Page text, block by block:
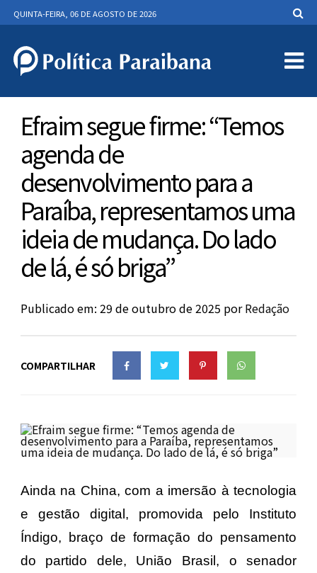
QUINTA-FEIRA, 06 DE AGOSTO DE 2026
Efraim segue firme: “Temos
agenda de
desenvolvimento para a
Paraíba, representamos uma
ideia de mudança. Do lado
de lá, é só briga”
Publicado em: 29 de outubro de 2025 porRedação
COMPARTILHAR
Ainda na China, com a imersão à tecnologia
e gestão digital, promovida pelo Instituto
Índigo, braço de formação do pensamento
do partido dele, União Brasil, o senador